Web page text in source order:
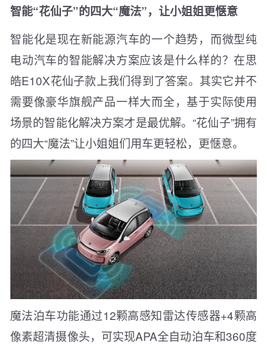
智能“花仙子”的四大“魔法”，让小姐姐更惬意
智能化是现在新能源汽车的一个趋势，而微型纯
电动汽车的智能解决方案应该是什么样的？在思
皓E10X花仙子款上我们得到了答案。其实它并不
需要像豪华旗舰产品一样大而全，基于实际使用
场景的智能化解决方案才是最优解。“花仙子”拥有
的四大“魔法”让小姐姐们用车更轻松，更惬意。
魔法泊车功能通过12颗高感知雷达传感器+4颗高
像素超清摄像头，可实现APA全自动泊车和360度